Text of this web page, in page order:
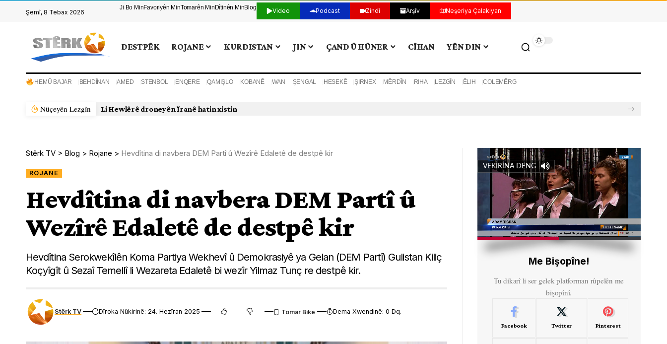
Şemî, 8 Tebax 2026
Ji Bo MinFavoriyên MinTomarên Min Dîtinên MinBlog Video Podcast Zindî Arşîv Neşeriya Çalakiyan
DESTPÊK ROJANE KURDISTAN JIN ÇAND Û HÛNER CÎHAN YÊN DIN
HEMÛ BAJAR BEHDÎNAN AMED STENBOL ENQERE QAMIŞLO KOBANÊ WAN ŞENGAL HESEKÊ ŞIRNEX MÊRDÎN RIHA LEZGÎN ÊLIH COLEMÊRG
Nûçeyên Lezgîn Li Hewlêrê droneyên Îranê hatin xistin
Stêrk TV > Blog > Rojane > Hevdîtina di navbera DEM Partî û Wezîrê Edaletê de destpê kir
ROJANE
Hevdîtina di navbera DEM Partî û
Wezîrê Edaletê de destpê kir
Hevdîtina Serokwekîlên Koma Partiya Wekhevî û Demokrasiyê ya Gelan (DEM Partî) Gulistan Kiliç
Koçyîgît û Sezaî Temellî li Wezareta Edaletê bi wezîr Yilmaz Tunç re destpê kir.
Stêrk TV Dîroka Nûkirinê: 24. Hezîran 2025 Dema Xwendinê: 0 Dq.
VEKIRINA DENG
Me Bişopîne!
Tu dikarî li ser gelek platforman rûpelên me
bişopînî.
Facebook Twitter Pinterest